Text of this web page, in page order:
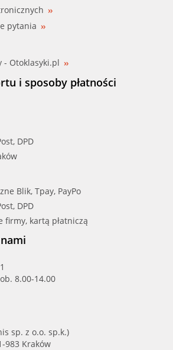
0001)
pytania
- Otoklasyki.pl
i sposoby płatności
DPD
Blik, Tpay, PayPo
DPD
firmy, kartą płatniczą
8.00-14.00
sp. z o.o. sp.k.)
983 Kraków